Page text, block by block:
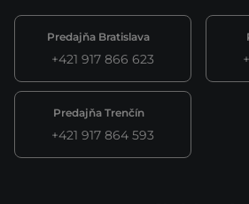
Predajňa Bratislava
+421 917 866 623
Predajňa Trenčín
+421 917 864 593